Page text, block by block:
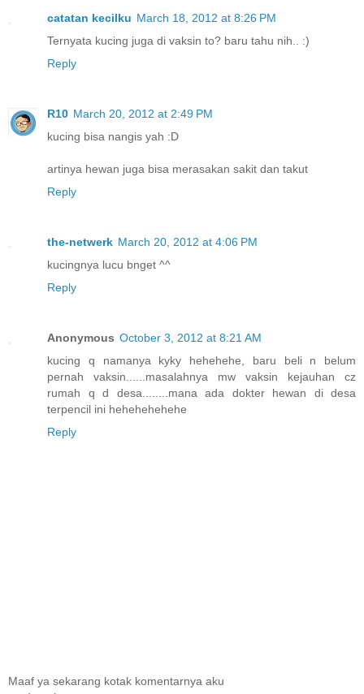
catatan kecilku March 18, 2012 at 8:26 PM
Ternyata kucing juga di vaksin to? baru tahu nih.. :)
Reply
R10 March 20, 2012 at 2:49 PM
kucing bisa nangis yah :D
artinya hewan juga bisa merasakan sakit dan takut
Reply
the-netwerk March 20, 2012 at 4:06 PM
kucingnya lucu bnget ^^
Reply
Anonymous October 3, 2012 at 8:21 AM
kucing q namanya kyky hehehehe, baru beli n belum
pernah vaksin......masalahnya mw vaksin kejauhan cz
rumah q d desa........mana ada dokter hewan di desa
terpencil ini hehehehehehe
Reply
Maaf ya sekarang kotak komentarnya aku